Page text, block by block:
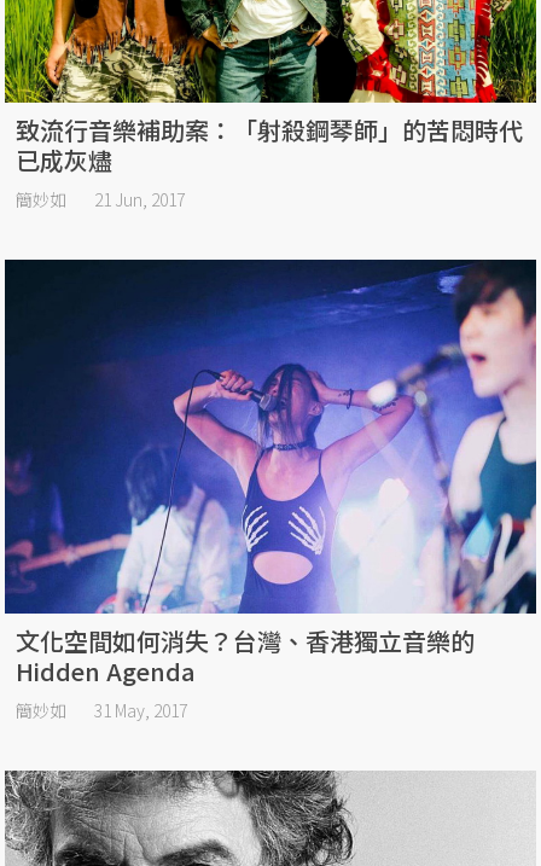
致流行音樂補助案：「射殺鋼琴師」的苦悶時代
已成灰燼
簡妙如 21 Jun, 2017
文化空間如何消失？台灣、香港獨立音樂的
Hidden Agenda
簡妙如 31 May, 2017